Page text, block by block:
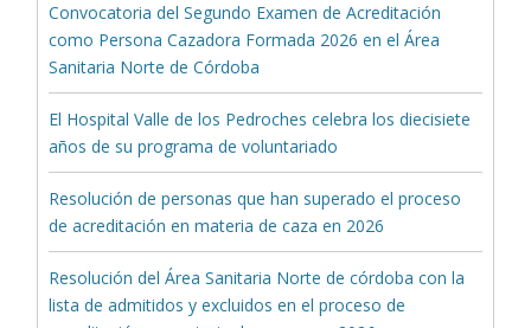
Convocatoria del Segundo Examen de Acreditación
como Persona Cazadora Formada 2026 en el Área
Sanitaria Norte de Córdoba
El Hospital Valle de los Pedroches celebra los diecisiete
años de su programa de voluntariado
Resolución de personas que han superado el proceso
de acreditación en materia de caza en 2026
Resolución del Área Sanitaria Norte de córdoba con la
lista de admitidos y excluidos en el proceso de